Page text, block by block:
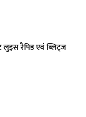
लुइस रैपिड एवं ब्लिट्ज